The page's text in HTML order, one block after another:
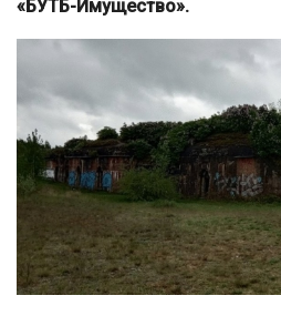
«БУТБ-Имущество».